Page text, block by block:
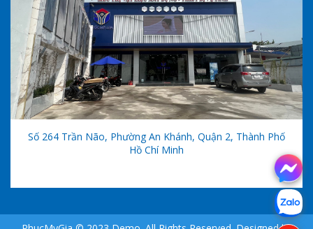
Số 264 Trần Não, Phường An Khánh, Quận 2, Thành Phố
Hồ Chí Minh